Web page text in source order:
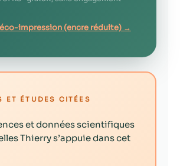
impression (encre réduite) →
ET ÉTUDES CITÉES
et données scientifiques
Thierry s’appuie dans cet